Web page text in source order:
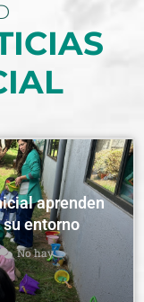
aprenden
entorno
No hay